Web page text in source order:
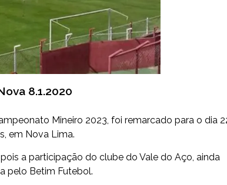
8.1.2020
Mineiro 2023, foi remarcado para o dia
em Nova Lima.
a participação do clube do Vale do Aço, ainda
pelo Betim Futebol.